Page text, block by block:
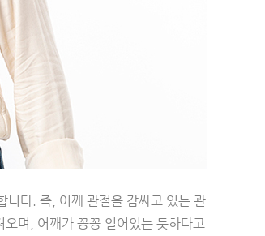
니다. 즉, 어깨 관절을 감싸고 있는 관
며, 어깨가 꽁꽁 얼어있는 듯하다고